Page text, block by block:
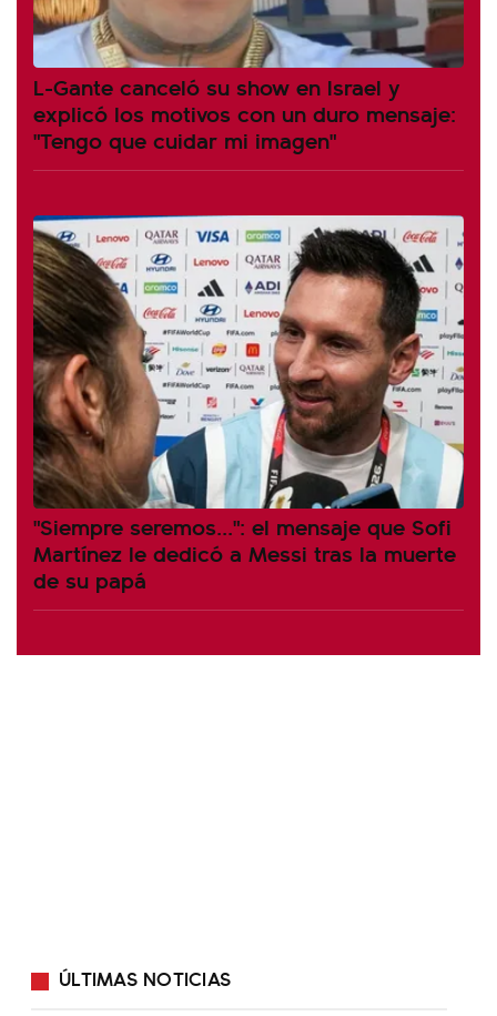
L-Gante canceló su show en Israel y
explicó los motivos con un duro mensaje:
"Tengo que cuidar mi imagen"
"Siempre seremos...": el mensaje que Sofi
Martínez le dedicó a Messi tras la muerte
de su papá
ÚLTIMAS NOTICIAS